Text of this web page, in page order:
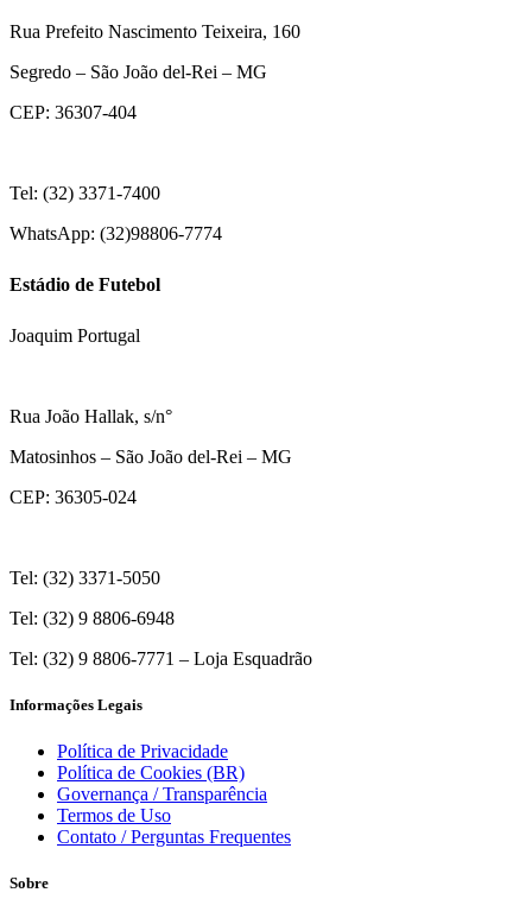
Rua Prefeito Nascimento Teixeira, 160
Segredo – São João del-Rei – MG
CEP: 36307-404
Tel: (32) 3371-7400
WhatsApp: (32)98806-7774
Estádio de Futebol
Joaquim Portugal
Rua João Hallak, s/n°
Matosinhos – São João del-Rei – MG
CEP: 36305-024
Tel: (32) 3371-5050
Tel: (32) 9 8806-6948
Tel: (32) 9 8806-7771 – Loja Esquadrão
Informações Legais
Política de Privacidade
Política de Cookies (BR)
Governança / Transparência
Termos de Uso
Contato / Perguntas Frequentes
Sobre